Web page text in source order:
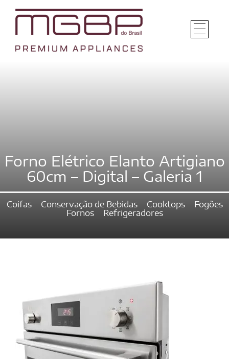
Forno Elétrico Elanto Artigiano
60cm – Digital – Galeria 1
Coifas Conservação de Bebidas Cooktops
Fogões
Fornos
Refrigeradores